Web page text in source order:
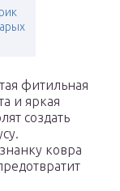
фитильная
и яркая
создать
ковра